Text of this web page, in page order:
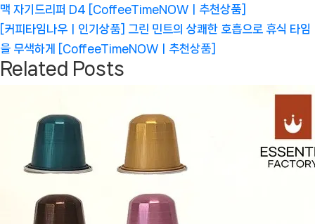
탐
색
Post:
맥 자기드리퍼 D4 [CoffeeTimeNOWㅣ추천상품]
Next
Post:
[커피타임나우ㅣ인기상품] 그린 민트의 상쾌한 호흡으로 휴식 타임
을 무색하게 [CoffeeTimeNOWㅣ추천상품]
Related Posts